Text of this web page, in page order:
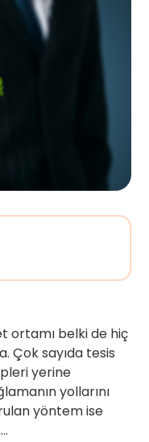
ortamı belki de hiç
Çok sayıda tesis
yerine
yollarını
yöntem ise